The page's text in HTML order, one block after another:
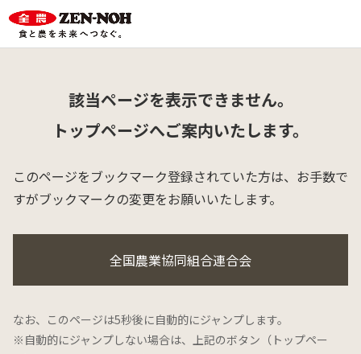
該当ページを表示できません。
トップページへご案内いたします。
このページをブックマーク登録されていた方は、 お手数で
すがブックマークの変更をお願いいたします。
全国農業協同組合連合会
なお、このページは5秒後に自動的にジャンプします。
※自動的にジャンプしない場合は、上記のボタン（トップペー